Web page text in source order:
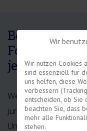
Beratung zu
Fonds und
jeder Phase
Wenn Sie
juristische
Umstrukturierung
Wir
Wir nutzen Cookies
sind essenziell für
uns helfen, diese
verbessern
entscheiden, ob Sie
beachten Sie, dass
mehr alle
stehen.